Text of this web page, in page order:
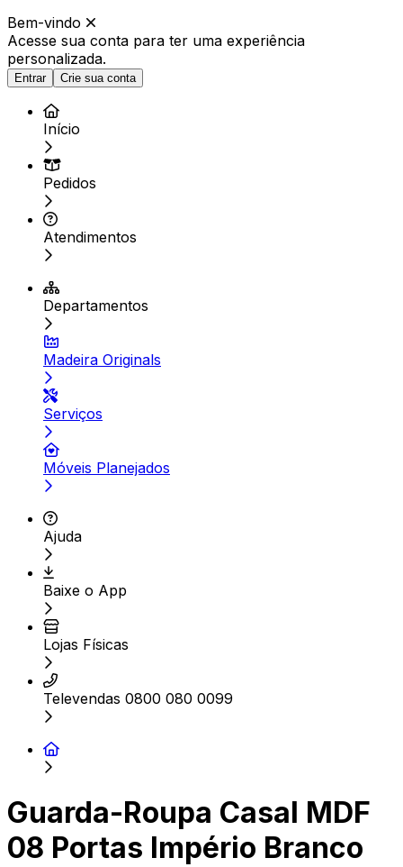
Bem-vindo
Acesse sua conta para ter uma experiência
personalizada.
Entrar Crie sua conta
Início
Pedidos
Atendimentos
Departamentos
Madeira Originals
Serviços
Móveis Planejados
Ajuda
Baixe o App
Lojas Físicas
Televendas 0800 080 0099
Guarda-Roupa Casal MDF
08 Portas Império Branco